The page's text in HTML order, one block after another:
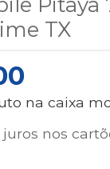
TX
O
É:
na caixa
nos